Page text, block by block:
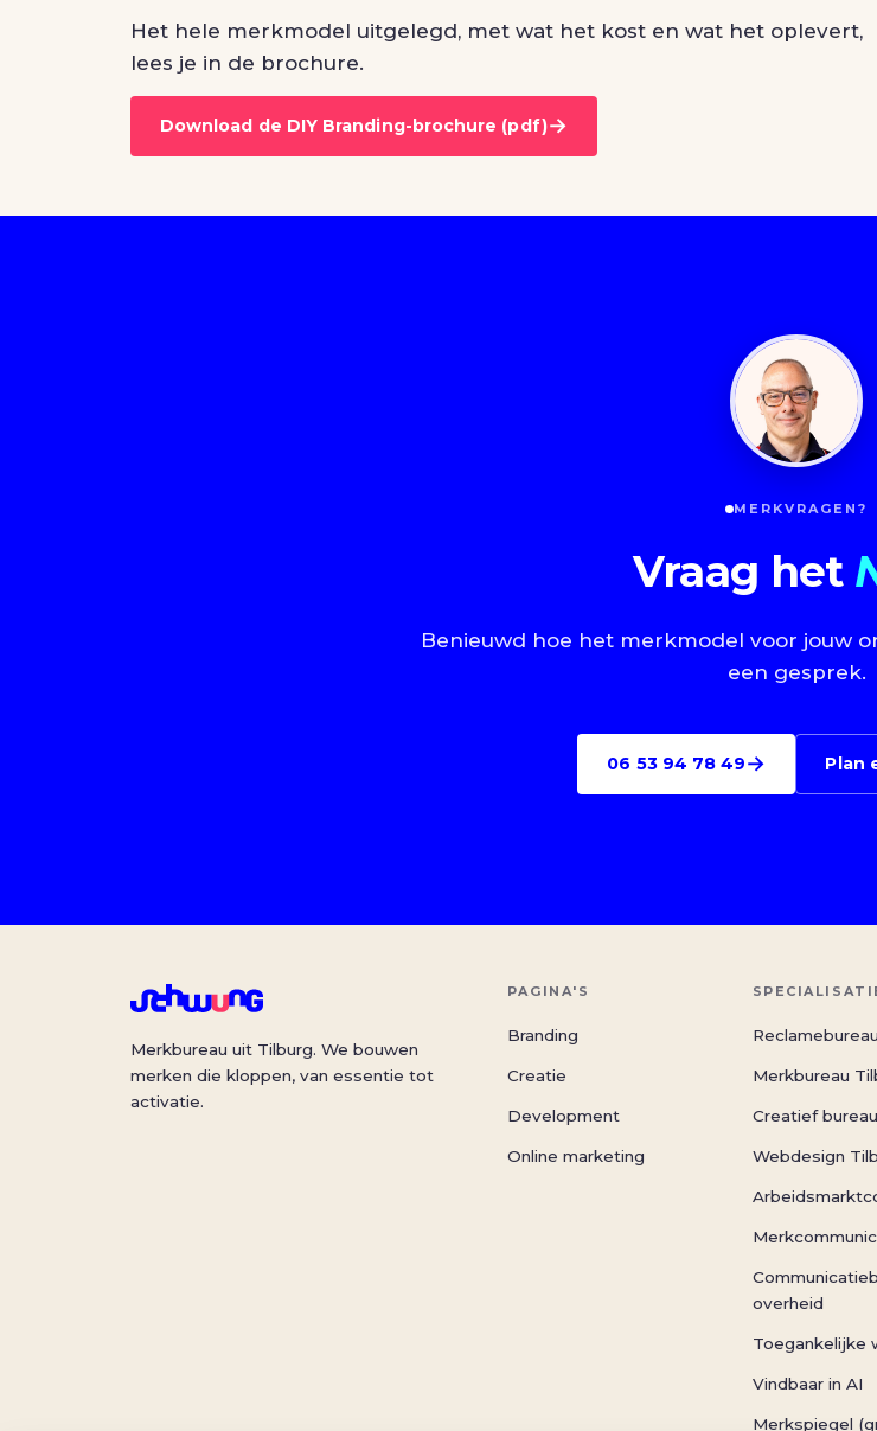
Het hele merkmodel uitgelegd, met wat het kost en wat het oplevert,
lees je in de brochure.
Download de DIY Branding-brochure (pdf)→
MERKVRAGEN?
Vraag het
Benieuwd hoe het merkmodel voor jouw
een gesprek.
06 53 94 78 49→ Plan
Merkbureau uit Tilburg. We bouwen
merken die kloppen, van essentie tot
activatie.
PAGINA'S
Branding
Creatie
Development
Online marketing
Merkbureau
Creatief
Webdesign
overheid
Toegankelijke
Vindbaar in AI
Merkspiegel